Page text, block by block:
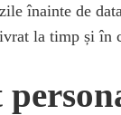
înainte de
la timp și în